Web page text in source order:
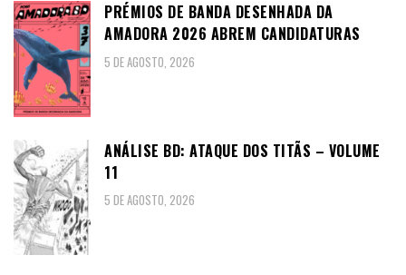
PRÉMIOS DE BANDA DESENHADA DA
AMADORA 2026 ABREM CANDIDATURAS
5 DE AGOSTO, 2026
ANÁLISE BD: ATAQUE DOS TITÃS – VOLUME
11
5 DE AGOSTO, 2026